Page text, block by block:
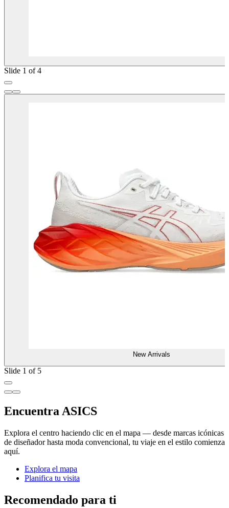
Slide 1 of 4
New Arrivals
Slide 1 of 5
Encuentra ASICS
Explora el centro haciendo clic en el mapa — desde marcas icónicas
de diseñador hasta moda convencional, tu viaje en el estilo comienza
aquí.
Explora el mapa
Planifica tu visita
Recomendado para ti